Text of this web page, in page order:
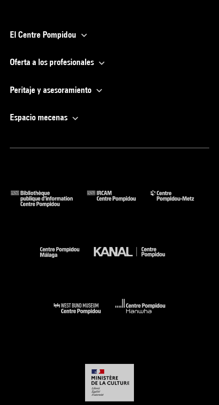
El Centre Pompidou
Oferta a los profesionales
Peritaje y asesoramiento
Espacio mecenas